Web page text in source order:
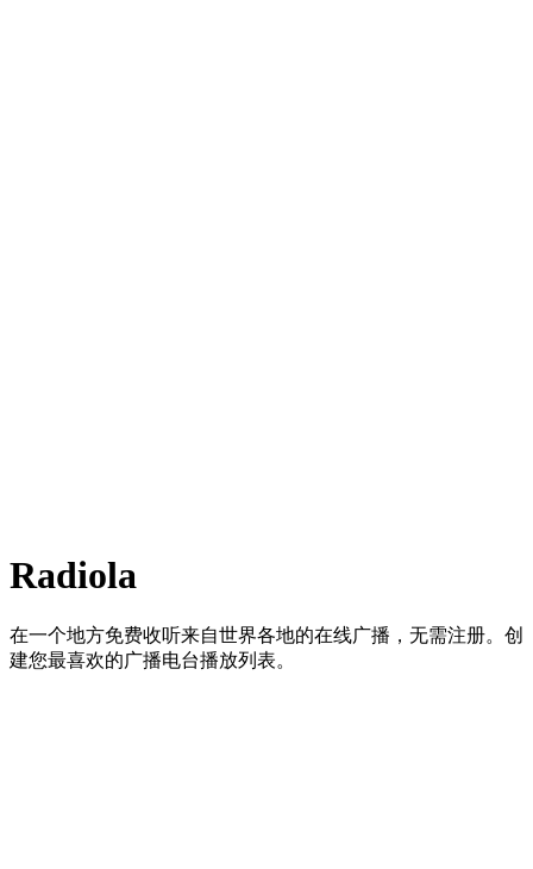
Radiola
在一个地方免费收听来自世界各地的在线广播，无需注册。创
建您最喜欢的广播电台播放列表。